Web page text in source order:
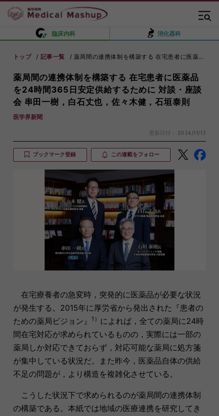
臨床内科 消化器科
トップ 記事一覧 薬局間の連携体制を構築する 在宅患者に医薬品を24時間365日安定供給するために 対談・座談会 串田一樹，白石丈也，佐々木健，石垣泰則
薬局間の連携体制を構築する 在宅患者に医薬品
を24時間365日安定供給するために 対談・座談
会 串田一樹，白石丈也，佐々木健，石垣泰則
医学界新聞
更新日付： 2024/11/12
ブックマーク登録 この連載をフォロー
在宅療養者の急変時，突発的に医薬品が必要な状況
が発生する。2015年に厚労省から発出された『患者の
ための薬局ビジョン』
1） によれば，全ての薬局に24時
間在宅対応が求められているものの，実際には一部の
薬局しか対応できておらず，対応可能な薬局に処方箋
が集中している状況だ。また昨今，医薬品自体の供給
不足の問題が，より構造を複雑化させている。
こうした状況下で求められるのが薬局間の連携体制
の構築である。本紙では地域の医療連携を研究してき